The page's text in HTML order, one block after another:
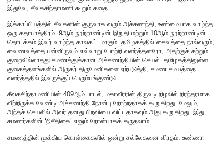
இதுவே, சீவகசிந்தாமணி கூறும் கதை.
இக்காப்பியத்தில் சீவகனின் குருவாக வரும் அச்சணந்தி, உண்மையாக வாழ்ந்த
ஒரு கதாபாத்திரம். 9ஆம் நூற்றாண்டின் இறுதி மற்றும் 10ஆம் நூற்றாண்டின்
தொடக்கம் இவர் வாழ்ந்த காலகட்டமாகும். தமிழகத்தில் சைவத்தை நால்வரும்,
வைணவத்தை பன்னிருவம் எவ்வாறு போற்றி வளர்த்தனரோ, அதற்குச் சற்றும்
குறைவில்லாதது சமணத்துக்கான அச்சணந்தியின் செயல். தமிழகத்திலுள்ள
குகைத்தளங்களில் அருகர் திருமேனிகளை ஏற்படுத்தி, சமண சமயத்தை
வளர்த்ததில் இவருக்குப் பெரும்பங்குண்டு.
சீவகசிந்தாமணியின் 409ஆம் பாடல், மகாவீரரின் திருவடி நிழலில் நிரந்தரமாக
வீற்றிருக்க வேண்டி அச்சணந்தி நோன்பு நோற்றதாகக் கூறுகிறது. மேலும்,
அந்தச் செயலில் அவர் தனது பிறவியை விட்டதாகவும் அது கூறுகிறது. இது
சமணர்களின் ‘நிசீதிகை’ எனும் நோன்பாகக் கருதலாம்.
சமணத்தின் முக்கிய கொள்கைகளில் ஒன்று சல்லேகனை விரதம். உண்ணா